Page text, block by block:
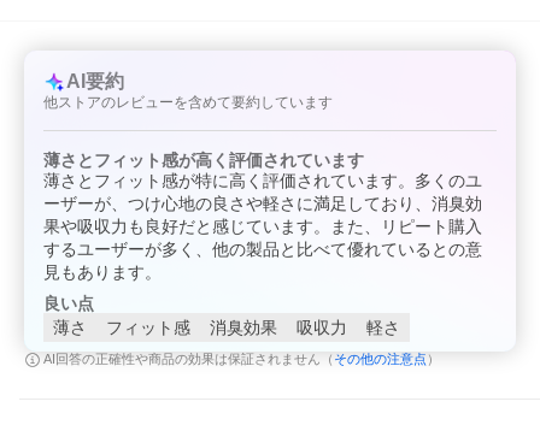
AI要約
他ストアのレビューを含めて要約しています
薄さとフィット感が高く評価されています
薄さとフィット感が特に高く評価されています。多くのユ
ーザーが、つけ心地の良さや軽さに満足しており、消臭効
果や吸収力も良好だと感じています。また、リピート購入
するユーザーが多く、他の製品と比べて優れているとの意
見もあります。
良い点
薄さ
フィット感 消臭効果 吸収力 軽さ
AI回答の正確性や商品の効果は保証されません（ その他の注意点 ）